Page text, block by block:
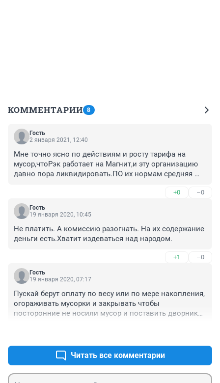
КОММЕНТАРИИ 8
Гость
2 января 2021, 12:40
Мне точно ясно по действиям и росту тарифа на
мусор,чтоРэк работает на Магнит,и эту организацию
давно пора ликвидировать.ПО их нормам средняя
целый бак.Нетрудно посчитать сколько должно быть
баков на помойке.Не кажется ли Вам,что тариф
завышен раз в десять.Народ чтото молчит,а
+0 –0
Гость
19 января 2020, 10:45
Не платить. А комиссию разогнать. На их содержание
деньги есть.Хватит издеваться над народом.
+1 –0
Гость
19 января 2020, 07:17
Пускай берут оплату по весу или по мере накопления,
огораживать мусорки и закрывать чтобы
посторонние не носили мусор и поставить дворника
переплачивать за несуществующий мусор.
Читать все комментарии